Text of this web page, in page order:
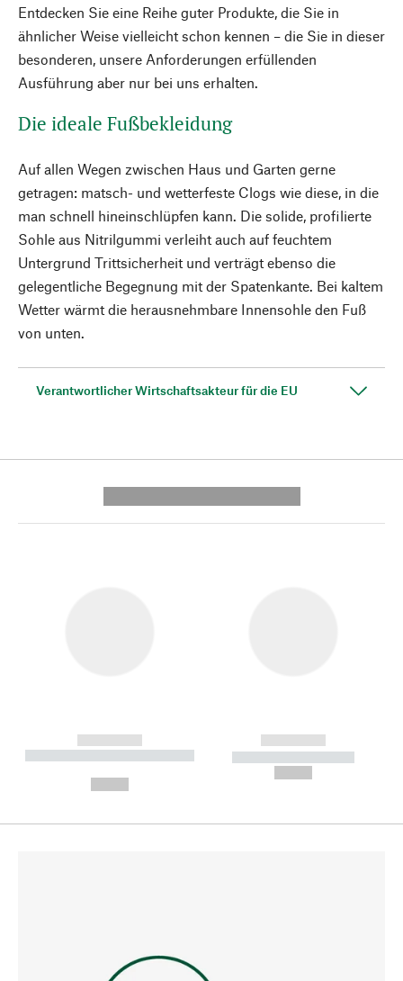
Entdecken Sie eine Reihe guter Produkte, die Sie in
ähnlicher Weise vielleicht schon kennen – die Sie in dieser
besonderen, unsere Anforderungen erfüllenden
Ausführung aber nur bei uns erhalten.
Die ideale Fußbekleidung
Auf allen Wegen zwischen Haus und Garten gerne
getragen: matsch- und wetterfeste Clogs wie diese, in die
man schnell hineinschlüpfen kann. Die solide, profilierte
Sohle aus Nitrilgummi verleiht auch auf feuchtem
Untergrund Trittsicherheit und verträgt ebenso die
gelegentliche Begegnung mit der Spatenkante. Bei kaltem
Wetter wärmt die herausnehmbare Innensohle den Fuß
von unten.
Verantwortlicher Wirtschaftsakteur für die EU
------------
----------- ----------- --------
------------
----------- -----------